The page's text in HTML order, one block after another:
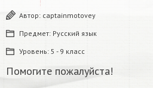
Автор: captainmotovey
Предмет: Русский язык
Уровень: 5 - 9 класс
Помогите пожалуйста!